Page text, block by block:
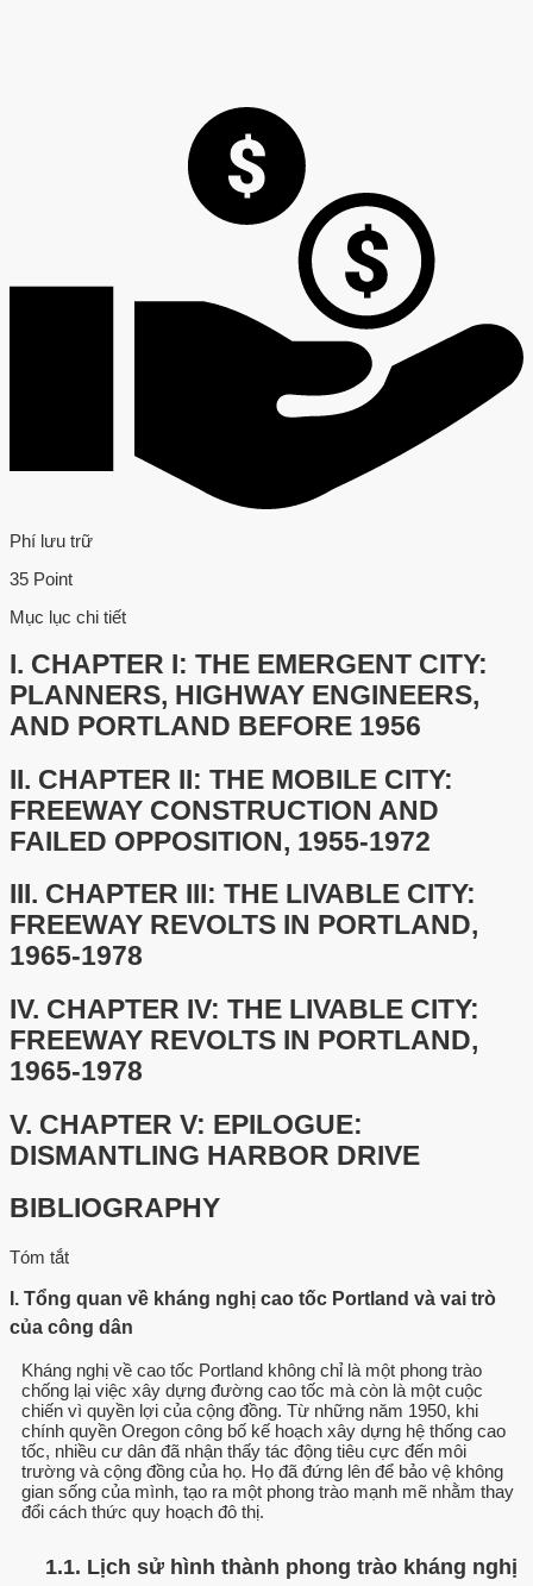
Phí lưu trữ
35 Point
Mục lục chi tiết
I. CHAPTER I: THE EMERGENT CITY:
PLANNERS, HIGHWAY ENGINEERS,
AND PORTLAND BEFORE 1956
II. CHAPTER II: THE MOBILE CITY:
FREEWAY CONSTRUCTION AND
FAILED OPPOSITION, 1955-1972
III. CHAPTER III: THE LIVABLE CITY:
FREEWAY REVOLTS IN PORTLAND,
1965-1978
IV. CHAPTER IV: THE LIVABLE CITY:
FREEWAY REVOLTS IN PORTLAND,
1965-1978
V. CHAPTER V: EPILOGUE:
DISMANTLING HARBOR DRIVE
BIBLIOGRAPHY
Tóm tắt
I. Tổng quan về kháng nghị cao tốc Portland và vai trò
của công dân
Kháng nghị về cao tốc Portland không chỉ là một phong trào
chống lại việc xây dựng đường cao tốc mà còn là một cuộc
chiến vì quyền lợi của cộng đồng. Từ những năm 1950, khi
chính quyền Oregon công bố kế hoạch xây dựng hệ thống cao
tốc, nhiều cư dân đã nhận thấy tác động tiêu cực đến môi
trường và cộng đồng của họ. Họ đã đứng lên để bảo vệ không
gian sống của mình, tạo ra một phong trào mạnh mẽ nhằm thay
đổi cách thức quy hoạch đô thị.
1.1. Lịch sử hình thành phong trào kháng nghị